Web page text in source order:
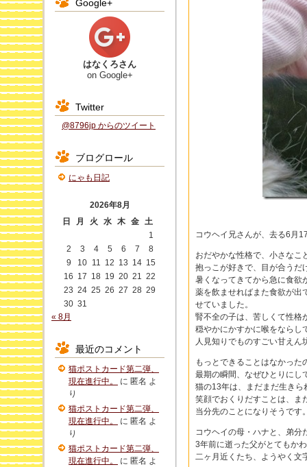
コウヘイ兄さんが、去る6月
おだやかな性格で、小さなこ
抱っこが好きで、目が合うだ
暑くなってきてから急に食欲
薬を飲ませればまた食欲が出
せていました。
腎不全の子は、苦しくて性格
穏やかにかすかに喉をならし
人見知りでものすごい甘えん
もっとできることはなかった
最期の瞬間、なぜひとりにし
猫の13年は、まだまだ生き
笑顔でおくりだすことは、ま
当分先のことになりそうです
コウヘイの母・ハナと、弟分
3年前に逝った父がとてもか
二ヶ月近くたち、ようやく文
Google+
はなくろさん
on Google+
Twitter
@8796jp からのツイート
ブログロール
にゃも日記
2026年8月
日
月 火 水 木 金 土
1
2
3 4 5 6 7
8
9
10 11 12 13 14 15
16 17 18 19 20 21 22
23 24 25 26 27 28 29
30 31
« 8月
最近のコメント
猫ポストカード第二弾、
現在進行中。
に 匿名 よ
り
猫ポストカード第二弾、
現在進行中。
に 匿名 よ
り
猫ポストカード第二弾、
現在進行中。
に 匿名 よ